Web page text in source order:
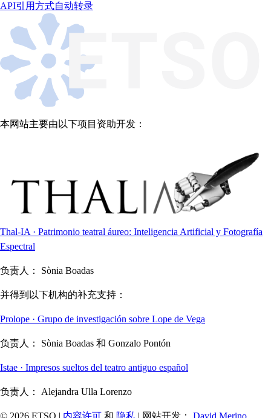
API引用方式自动转录
本网站主要由以下项目资助开发：
Thal-IA · Patrimonio teatral áureo: Inteligencia Artificial y Fotografía
Espectral
负责人： Sònia Boadas
并得到以下机构的补充支持：
Prolope · Grupo de investigación sobre Lope de Vega
负责人： Sònia Boadas 和 Gonzalo Pontón
Istae · Impresos sueltos del teatro antiguo español
负责人： Alejandra Ulla Lorenzo